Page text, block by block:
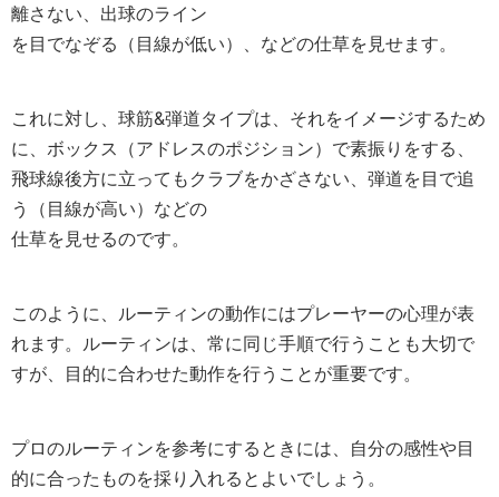
離さない、出球のライン
を目でなぞる（目線が低い）、などの仕草を見せます。
これに対し、球筋&弾道タイプは、それをイメージするため
に、ボックス（アドレスのポジション）で素振りをする、
飛球線後方に立ってもクラブをかざさない、弾道を目で追
う（目線が高い）などの
仕草を見せるのです。
このように、ルーティンの動作にはプレーヤーの心理が表
れます。ルーティンは、常に同じ手順で行うことも大切で
すが、目的に合わせた動作を行うことが重要です。
プロのルーティンを参考にするときには、自分の感性や目
的に合ったものを採り入れるとよいでしょう。